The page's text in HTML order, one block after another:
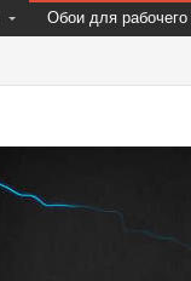
Обои для рабочего